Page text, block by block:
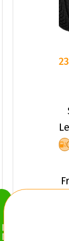
Köp
Nu